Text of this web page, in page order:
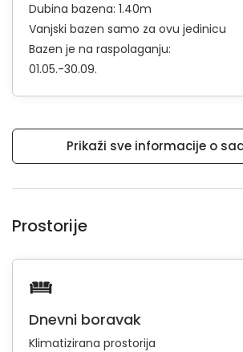
Dubina bazena: 1.40m
Vanjski bazen samo za ovu jedinicu
Bazen je na raspolaganju:
01.05.-30.09.
Prikaži sve informacije o
Prostorije
Dnevni boravak
Klimatizirana prostorija